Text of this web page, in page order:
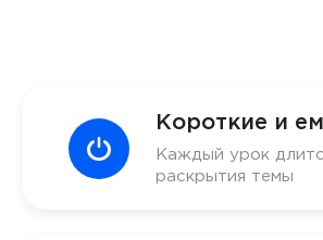
Короткие и
Каждый урок
раскрытия темы